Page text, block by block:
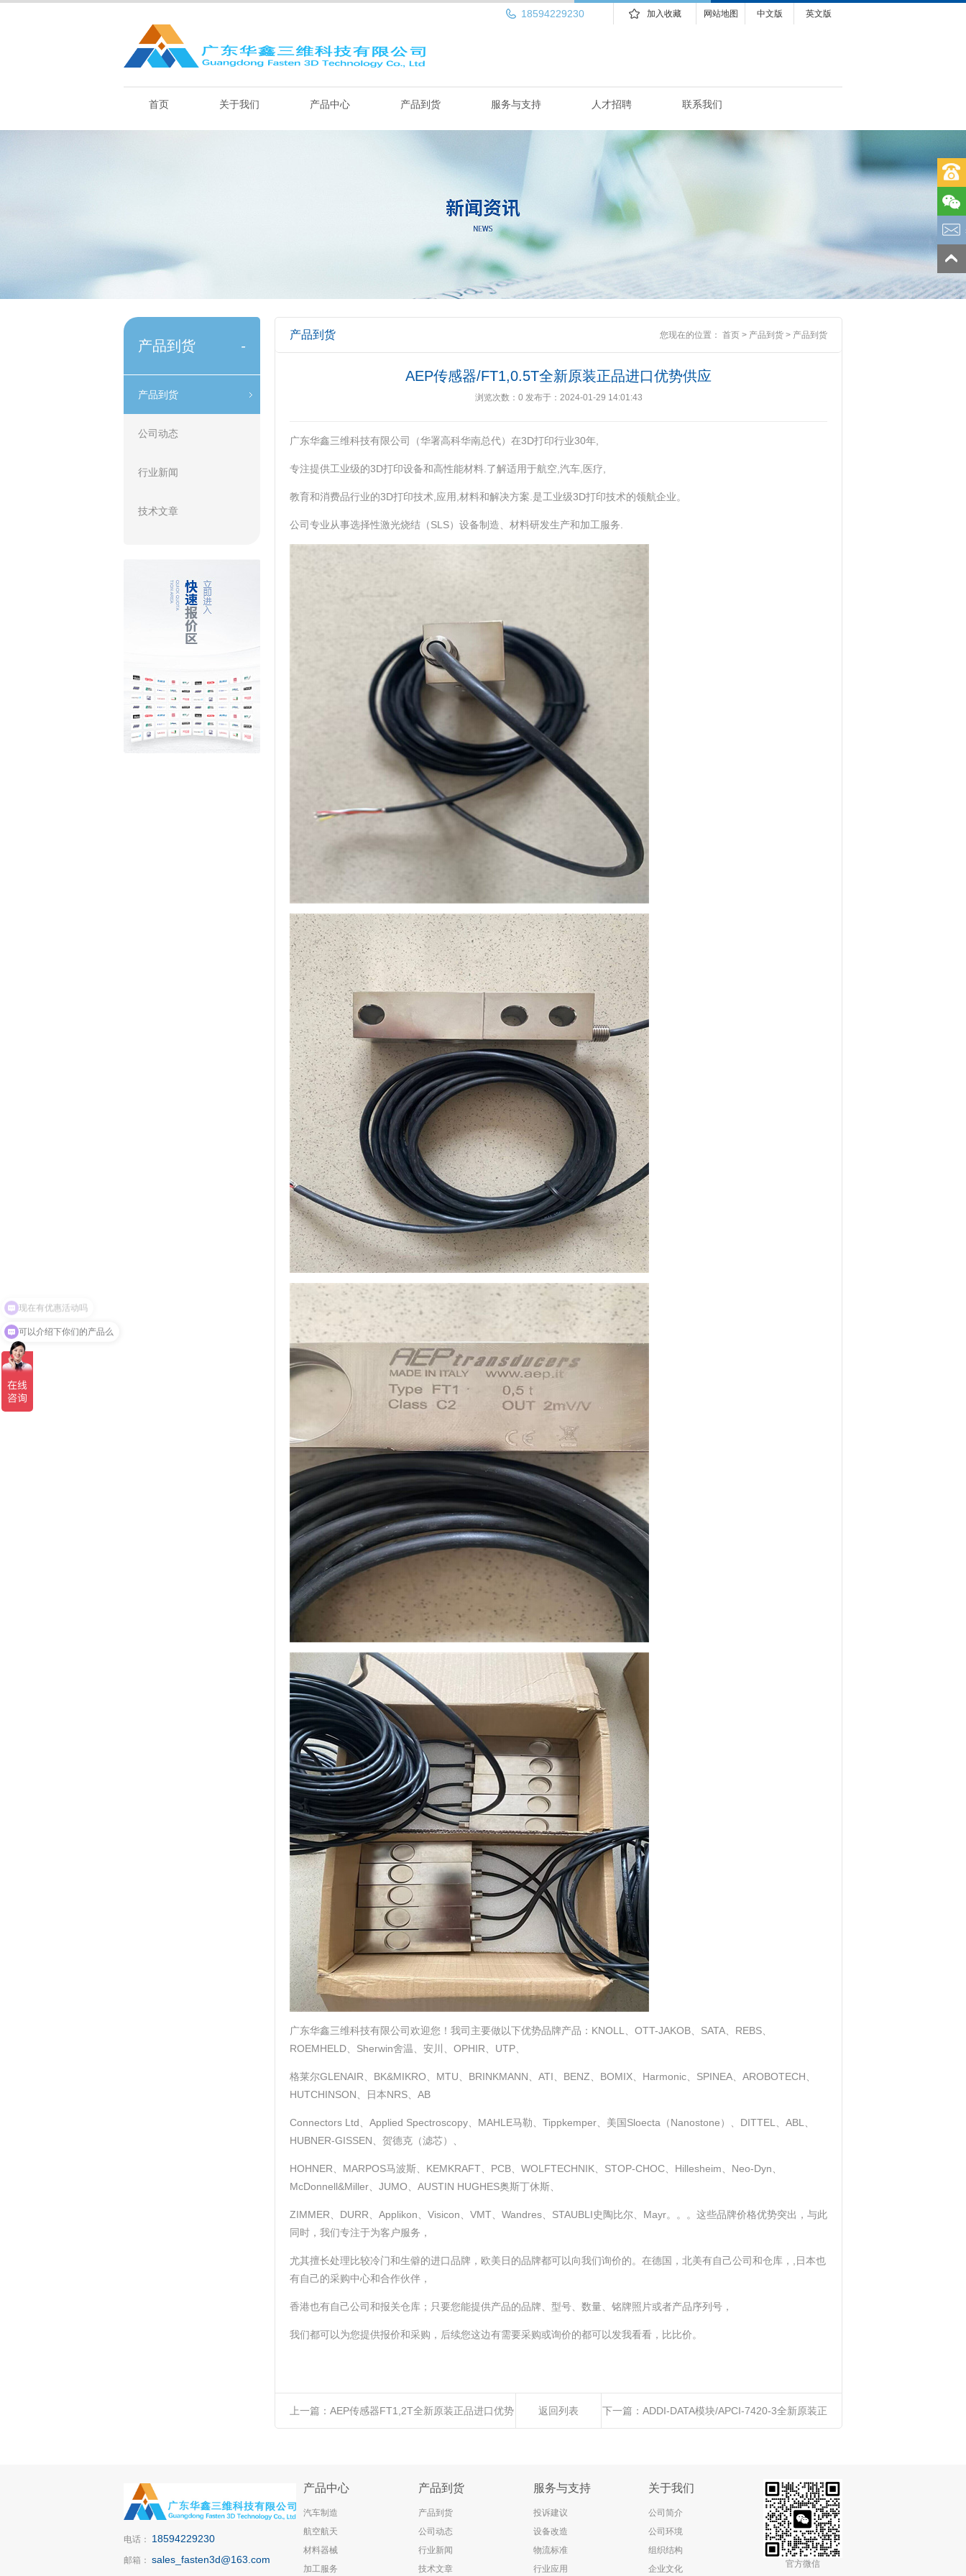
英文版
中文版
网站地图
加入收藏
18594229230
首页 关于我们 产品中心 产品到货 服务与支持 人才招聘 联系我们
产品到货 -
产品到货
公司动态
行业新闻
技术文章
产品到货 您现在的位置： 首页 > 产品到货 > 产品到货
AEP传感器/FT1,0.5T全新原装正品进口优势供应
浏览次数： 0 发布于：2024-01-29 14:01:43
广东华鑫三维科技有限公司（华署高科华南总代）在3D打印行业30年,
专注提供工业级的3D打印设备和高性能材料.了解适用于航空,汽车,医疗,
教育和消费品行业的3D打印技术,应用,材料和解决方案.是工业级3D打印技术的领航企业。
公司专业从事选择性激光烧结（SLS）设备制造、材料研发生产和加工服务.
广东华鑫三维科技有限公司欢迎您！我司主要做以下优势品牌产品：KNOLL、OTT-JAKOB、SATA、REBS、
ROEMHELD、Sherwin舍温、安川、OPHIR、UTP、
格莱尔GLENAIR、BK&MIKRO、MTU、BRINKMANN、ATI、BENZ、BOMIX、Harmonic、SPINEA、AROBOTECH、
HUTCHINSON、日本NRS、AB
Connectors Ltd、Applied Spectroscopy、MAHLE马勒、Tippkemper、美国Sloecta（Nanostone）、DITTEL、ABL、
HUBNER-GISSEN、贺德克（滤芯）、
HOHNER、MARPOS马波斯、KEMKRAFT、PCB、WOLFTECHNIK、STOP-CHOC、Hillesheim、Neo-Dyn、
McDonnell&Miller、JUMO、AUSTIN HUGHES奥斯丁休斯、
ZIMMER、DURR、Applikon、Visicon、VMT、Wandres、STAUBLI史陶比尔、Mayr。。。这些品牌价格优势突出，与此
同时，我们专注于为客户服务，
尤其擅长处理比较冷门和生僻的进口品牌，欧美日的品牌都可以向我们询价的。在德国，北美有自己公司和仓库，,日本也
有自己的采购中心和合作伙伴，
香港也有自己公司和报关仓库；只要您能提供产品的品牌、型号、数量、铭牌照片或者产品序列号，
我们都可以为您提供报价和采购，后续您这边有需要采购或询价的都可以发我看看，比比价。
上一篇： AEP传感器FT1,2T全新原装正品进口优势 返回列表 下一篇： ADDI-DATA模块/APCI-7420-3全新原装正
电话： 18594229230
邮箱： sales_fasten3d@163.com
产品中心
汽车制造
航空航天
材料器械
加工服务
产品到货
产品到货
公司动态
行业新闻
技术文章
服务与支持
投诉建议
设备改造
物流标准
行业应用
关于我们
公司简介
公司环境
组织结构
企业文化
官方微信
可以介绍下你们的产品么